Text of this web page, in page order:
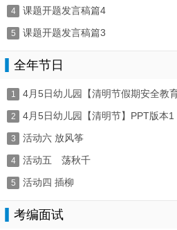
4
课题开题发言稿篇4
5 课题开题发言稿篇3
全年节日
1
4月5日幼儿园【清明节假期安全教
2
4月5日幼儿园【清明节】PPT版本1
3
活动六 放风筝
4
活动五 荡秋千
5 活动四 插柳
考编面试